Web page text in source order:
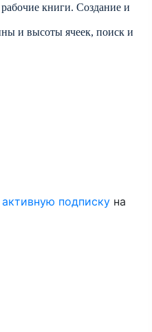
книги. Создание и
и высоты ячеек, поиск и
подписку на